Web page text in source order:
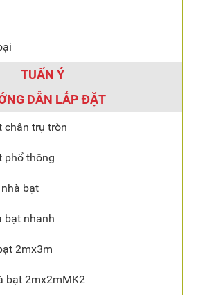
TUẤN Ý
DẪN LẮP ĐẶT
chân trụ tròn
phổ thông
bạt
bạt nhanh
2mx3m
bạt 2mx2mMK2